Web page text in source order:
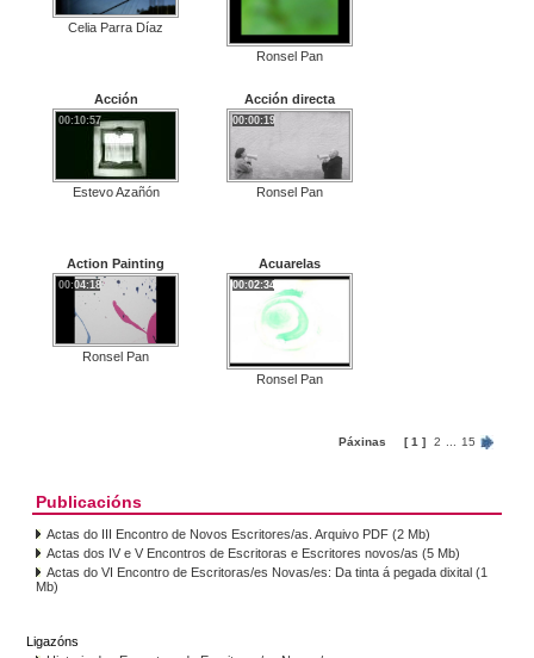
Celia Parra Díaz
Ronsel Pan
Acción
00:10:57
Estevo Azañón
Acción directa
00:00:19
Ronsel Pan
Action Painting
00:04:18
Ronsel Pan
Acuarelas
00:02:34
Ronsel Pan
Páxinas [ 1 ] 2 15
Publicacións
Actas do III Encontro de Novos Escritores/as. Arquivo PDF (2 Mb)
Actas dos IV e V Encontros de Escritoras e Escritores novos/as (5 Mb)
Actas do VI Encontro de Escritoras/es Novas/es: Da tinta á pegada dixital (1
Mb)
Ligazóns